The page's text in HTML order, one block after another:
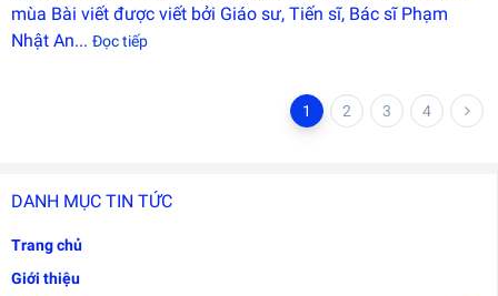
DANH MỤC TIN TỨC
Trang chủ
Giới thiệu
mùa Bài viết được viết bởi Giáo sư, Tiến sĩ, Bác sĩ Phạm
Nhật An... Đọc tiếp
1 2 3 4